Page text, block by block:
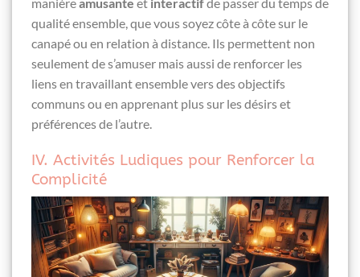
qualité ensemble, que vous soyez côte à côte sur le
canapé ou en relation à distance. Ils permettent non
seulement de s’amuser mais aussi de renforcer les
liens en travaillant ensemble vers des objectifs
communs ou en apprenant plus sur les désirs et
préférences de l’autre.
IV. Activités Ludiques pour Renforcer la
Complicité